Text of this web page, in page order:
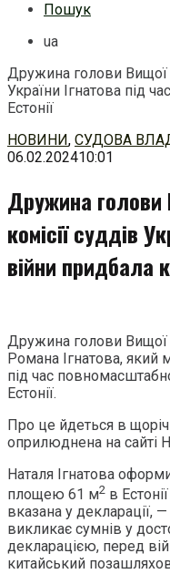
Пошук
ua
Дружина голови Вищої
України Ігнатова під
Естонії
Перейти
до
НОВИНИ, СУДОВА
06.02.202410:01
Дружина голови
комісії суддів
війни придбала
Дружина голови Вищої
Романа Ігнатова, який
під час
Естонії.
Про це йдеться в
оприлюднена на сайті
Наталя Ігнатова
площею 61 м2 в
вказана у декларації,
викликає сумнів у
декларацією, перед
китайський